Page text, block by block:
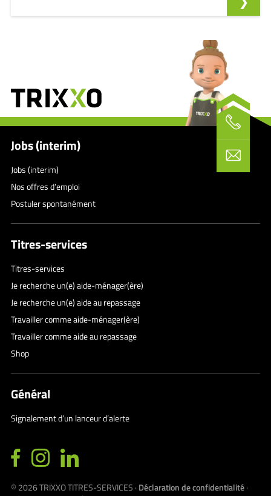
Jobs (interim)
Jobs (interim)
Nos offres d’emploi
Postuler spontanément
Titres-services
Titres-services
Je recherche un(e) aide-ménager(ère)
Je recherche un(e) aide au repassage
Travailler comme aide-ménager(ère)
Travailler comme aide au repassage
Shop
Général
Signalement d’un lanceur d’alerte
© 2026TRIXXO TITRES-SERVICES · Déclaration de confidentialité·